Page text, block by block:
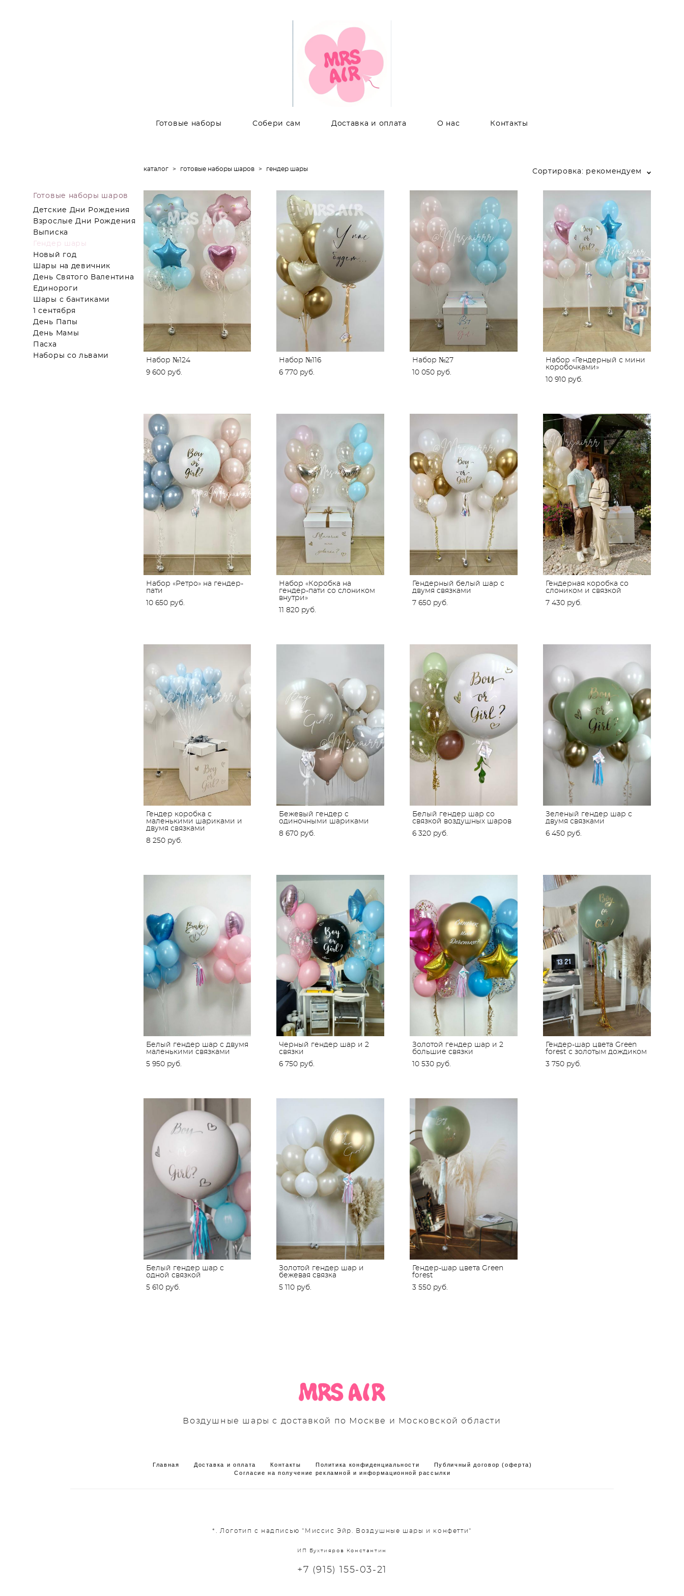
Готовые наборы Собери сам Доставка и оплата О нас Контакты
Готовые наборы шаров
Детские Дни Рождения
Взрослые Дни Рождения
Выписка
Гендер шары
Новый год
Шары на девичник
День Святого Валентина
Единороги
Шары с бантиками
1 сентября
День Папы
День Мамы
Пасха
Наборы со львами
каталог > готовые наборы шаров > гендер шары Сортировка: рекомендуем
Набор №124
9 600 pуб.
Набор №116
6 770 pуб.
Набор №27
10 050 pуб.
Набор «Гендерный с мини
коробочками»
10 910 pуб.
Набор «Ретро» на гендер-
пати
10 650 pуб.
Набор «Коробка на
гендер-пати со слоником
внутри»
11 820 pуб.
Гендерный белый шар с
двумя связками
7 650 pуб.
Гендерная коробка со
слоником и связкой
7 430 pуб.
Гендер коробка с
маленькими шариками и
двумя связками
8 250 pуб.
Бежевый гендер с
одиночными шариками
8 670 pуб.
Белый гендер шар со
связкой воздушных шаров
6 320 pуб.
Зеленый гендер шар с
двумя связками
6 450 pуб.
Белый гендер шар с двумя
маленькими связками
5 950 pуб.
Черный гендер шар и 2
связки
6 750 pуб.
Золотой гендер шар и 2
большие связки
10 530 pуб.
Гендер-шар цвета Green
forest с золотым дождиком
3 750 pуб.
Белый гендер шар с
одной связкой
5 610 pуб.
Золотой гендер шар и
бежевая связка
5 110 pуб.
Гендер-шар цвета Green
forest
3 550 pуб.
Воздушные шары с доставкой по Москве и Московской области
Главная Доставка и оплата Контакты Политика конфиденциальности
Публичный договор (оферта)
Согласие на получение рекламной и информационной рассылки
*. Логотип с надписью "Миссис Эйр. Воздушные шары и конфетти"
ИП Бухтияров Константин
+7 (915) 155-03-21